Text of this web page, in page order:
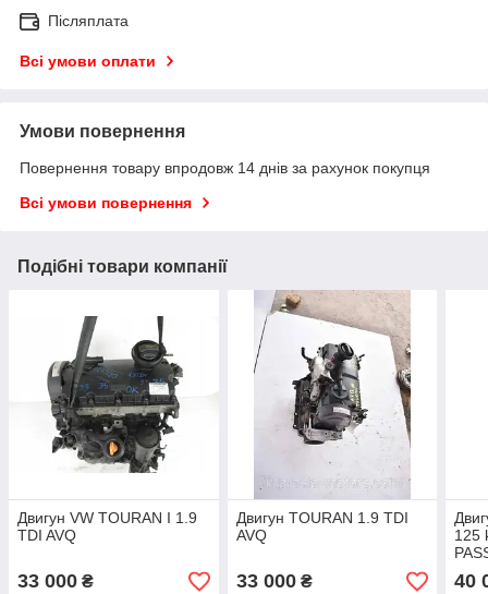
Післяплата
Всі умови оплати
Умови повернення
Повернення товару впродовж 14 днів за рахунок покупця
Всі умови повернення
Подібні товари компанії
Двигун VW TOURAN I 1.9
TDI AVQ
33 000 ₴
Двигун TOURAN 1.9 TDI
AVQ
33 000₴
125
Sko
40